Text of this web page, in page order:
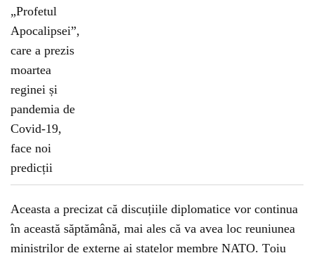
Aceasta a precizat că discuțiile diplomatice vor continua
în această săptămână, mai ales că va avea loc reuniunea
miniștrilor de externe ai statelor membre NATO. Țoiu